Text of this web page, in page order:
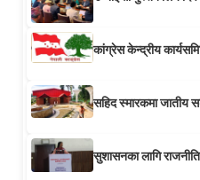
कांग्रेस केन्द्रीय
सहिद स्मारकमा जातीय
सुशासनका लागि